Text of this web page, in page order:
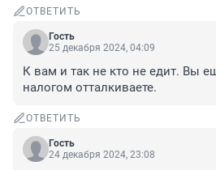
ОТВЕТИТЬ
Гость
25 декабря 2024, 04:09
К вам и так не кто не едит. Вы
налогом отталкиваете.
ОТВЕТИТЬ
Гость
24 декабря 2024, 23:08